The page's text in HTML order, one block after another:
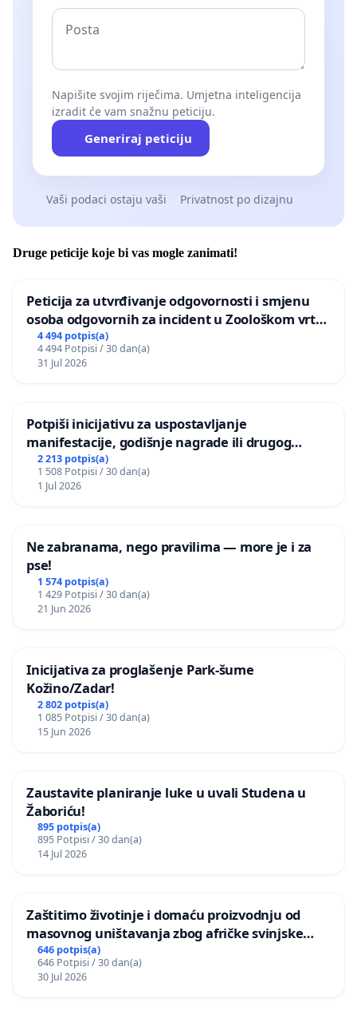
Napišite svojim riječima. Umjetna inteligencija
izradit će vam snažnu peticiju.
Generiraj peticiju
Vaši podaci ostaju vaši Privatnost po dizajnu
Druge peticije koje bi vas mogle zanimati!
Peticija za utvrđivanje odgovornosti i smjenu
osoba odgovornih za incident u Zoološkom vrtu
Grada Zagreba
4 494 potpis(a)
4 494 Potpisi / 30 dan(a)
31 Jul 2026
Potpiši inicijativu za uspostavljanje
manifestacije, godišnje nagrade ili drugog
javnog događaja „Edin Avdić“ u Sarajevu
2 213 potpis(a)
1 508 Potpisi / 30 dan(a)
1 Jul 2026
Ne zabranama, nego pravilima — more je i za
pse!
1 574 potpis(a)
1 429 Potpisi / 30 dan(a)
21 Jun 2026
Inicijativa za proglašenje Park-šume
Kožino/Zadar!
2 802 potpis(a)
1 085 Potpisi / 30 dan(a)
15 Jun 2026
Zaustavite planiranje luke u uvali Studena u
Žaboriću!
895 potpis(a)
895 Potpisi / 30 dan(a)
14 Jul 2026
Zaštitimo životinje i domaću proizvodnju od
masovnog uništavanja zbog afričke svinjske
kuge
646 potpis(a)
646 Potpisi / 30 dan(a)
30 Jul 2026